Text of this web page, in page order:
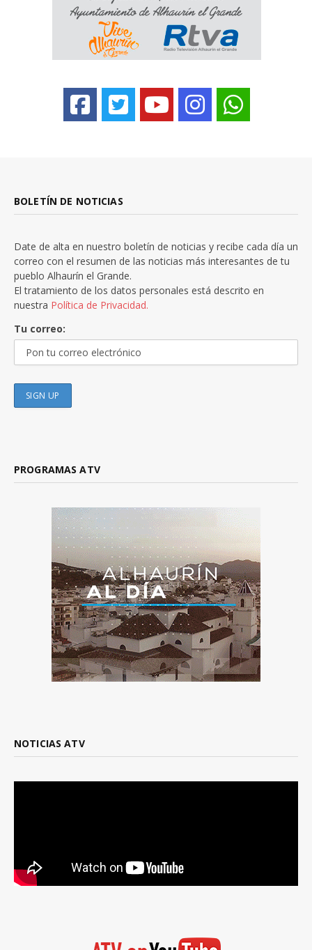
BOLETÍN DE NOTICIAS
Date de alta en nuestro boletín de noticias y recibe cada día un
correo con el resumen de las noticias más interesantes de tu
pueblo Alhaurín el Grande.
El tratamiento de los datos personales está descrito en
nuestra Política de Privacidad.
Tu correo:
PROGRAMAS ATV
NOTICIAS ATV